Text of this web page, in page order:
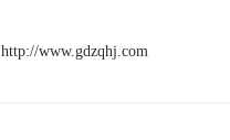
http://www.gdzqhj.com